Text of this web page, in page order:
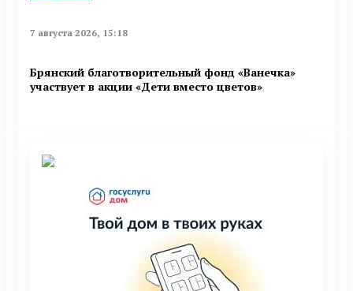
7 августа 2026, 15:18
Брянский благотворительный фонд «Ванечка»
участвует в акции «Дети вместо цветов»